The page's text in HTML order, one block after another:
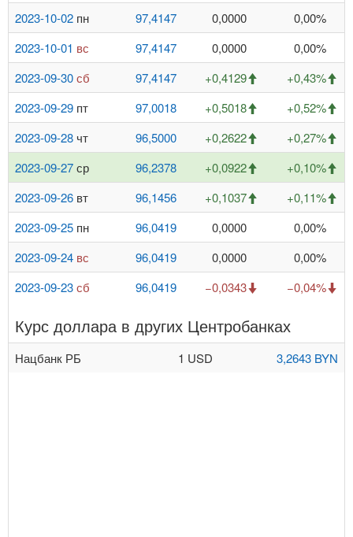
2023-10-02 пн 97,4147 0,0000
0,00%
2023-10-01 вс 97,4147 0,0000
0,00%
2023-09-30сб 97,4147 +0,4129
+0,43%
2023-09-29 пт 97,0018 +0,5018
+0,52%
2023-09-28 чт 96,5000 +0,2622
+0,27%
2023-09-27ср 96,2378 +0,0922
+0,10%
2023-09-26 вт 96,1456 +0,1037
+0,11%
2023-09-25 пн 96,0419 0,0000
0,00%
2023-09-24 вс 96,0419 0,0000
0,00%
2023-09-23сб 96,0419 −0,0343 −0,04%
Курс доллара в других Центробанках
Нацбанк РБ 1 USD 3,2643 BYN